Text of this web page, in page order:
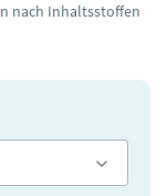
nach Inhaltsstoffen